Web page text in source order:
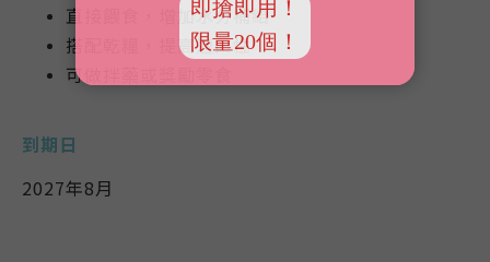
直接餵食，增加水分補給
搭配乾糧，提高適口性
可做拌藥或獎勵零食
到期日
2027年8月